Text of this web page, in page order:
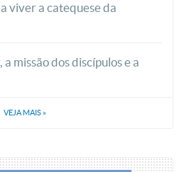
viver a catequese da
missão dos discípulos e a
VEJA MAIS »